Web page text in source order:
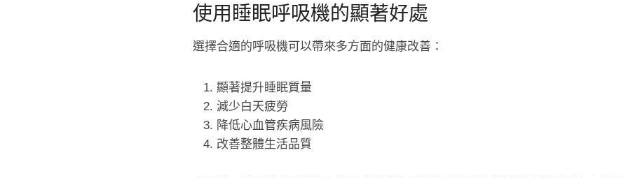
使用睡眠呼吸機的顯著好處
選擇合適的呼吸機可以帶來多方面的健康改善：
顯著提升睡眠質量
減少白天疲勞
降低心血管疾病風險
改善整體生活品質